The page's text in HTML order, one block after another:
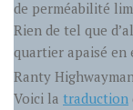
de perméabilité
Rien de tel que
quartier apaisé en
Ranty
Voici la traduction